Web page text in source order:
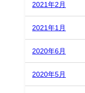
2021年2月
2021年1月
2020年6月
2020年5月